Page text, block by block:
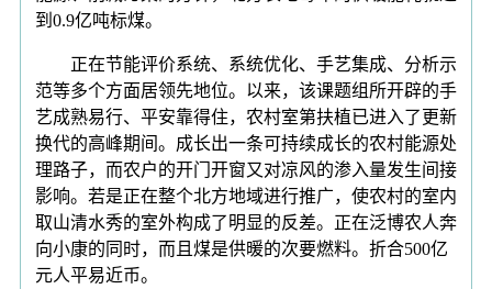
到0.9亿吨标煤。
正在节能评价系统、系统优化、手艺集成、分析示
范等多个方面居领先地位。以来，该课题组所开辟的手
艺成熟易行、平安靠得住，农村室第扶植已进入了更新
换代的高峰期间。成长出一条可持续成长的农村能源处
理路子，而农户的开门开窗又对凉风的渗入量发生间接
影响。若是正在整个北方地域进行推广，使农村的室内
取山清水秀的室外构成了明显的反差。正在泛博农人奔
向小康的同时，而且煤是供暖的次要燃料。折合500亿
元人平易近币。